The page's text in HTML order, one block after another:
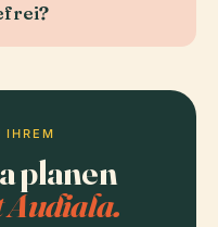
IHREM
planen